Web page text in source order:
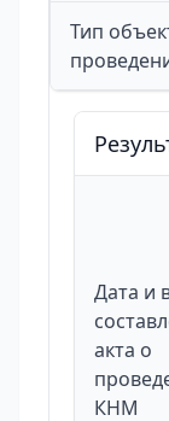
Тип
Дата и
акта о
КНМ